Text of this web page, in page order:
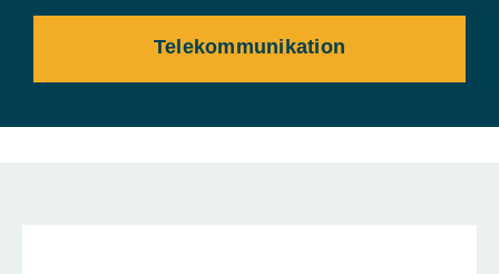
Telekommunikation